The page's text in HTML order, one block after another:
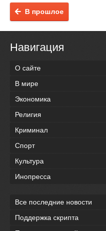
В прошлое
Навигация
О сайте
В мире
Экономика
Религия
Криминал
Спорт
Культура
Инопресса
Все последние новости
Поддержка скрипта